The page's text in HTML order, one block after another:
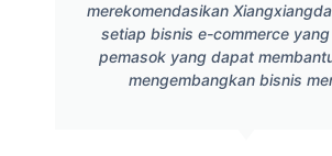
merekomendasikan
setiap bisnis e-commerce
pemasok yang dapat
mengembangkan bisnis